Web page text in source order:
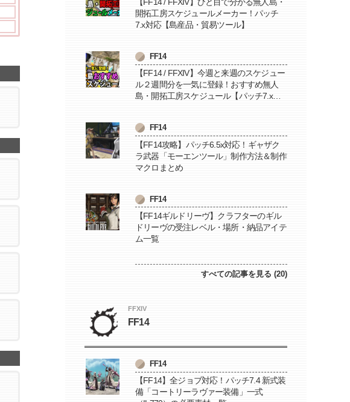
【FF14 / FFXIV】ひと目で分かる無人島・
開拓工房スケジュールメーカー！パッチ
7.x対応【島産品・貿易ツール】
FF14
【FF14 / FFXIV】今週と来週のスケジュー
ル２週間分を一気に登録！おすすめ無人
島・開拓工房スケジュール【パッチ7.x対
FF14
【FF14攻略】パッチ6.5x対応！ギャザク
ラ武器「モーエンツール」制作方法＆制作
マクロまとめ
FF14
【FF14ギルドリーヴ】クラフターのギル
ドリーヴの受注レベル・場所・納品アイテ
ム一覧
すべての記事を見る (20)
FFXIV
FF14
FF14
【FF14】全ジョブ対応！パッチ7.4 新式装
備「コートリーラヴァー装備」一式